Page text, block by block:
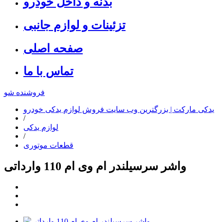
تزئینات و لوازم جانبی
صفحه اصلی
تماس با ما
فروشنده شو
یدکی مارکت | بزرگترین وب سایت فروش لوازم یدکی خودرو
/
لوازم یدکی
/
قطعات موتوری
واشر سرسیلندر ام وی ام 110 وارداتی